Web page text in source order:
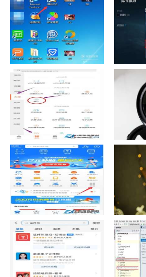
如何看认识QQ好友具体多少天
了
战网怎
中国联通手机营业厅销户操作
指引
摄影作
支付宝怎么拍违章挣钱？
宠物定位
些问题？